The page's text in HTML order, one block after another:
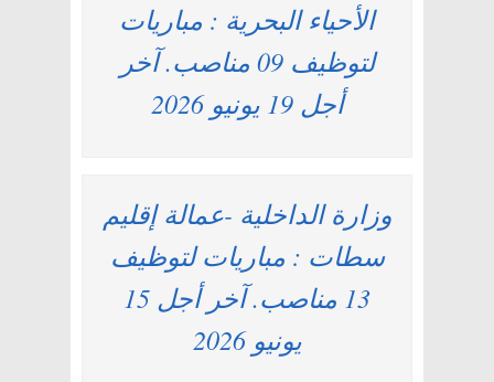
الأحياء البحرية : مباريات
لتوظيف 09 مناصب. آخر
أجل 19 يونيو 2026
وزارة الداخلية -عمالة إقليم
سطات : مباريات لتوظيف
13 مناصب. آخر أجل 15
يونيو 2026